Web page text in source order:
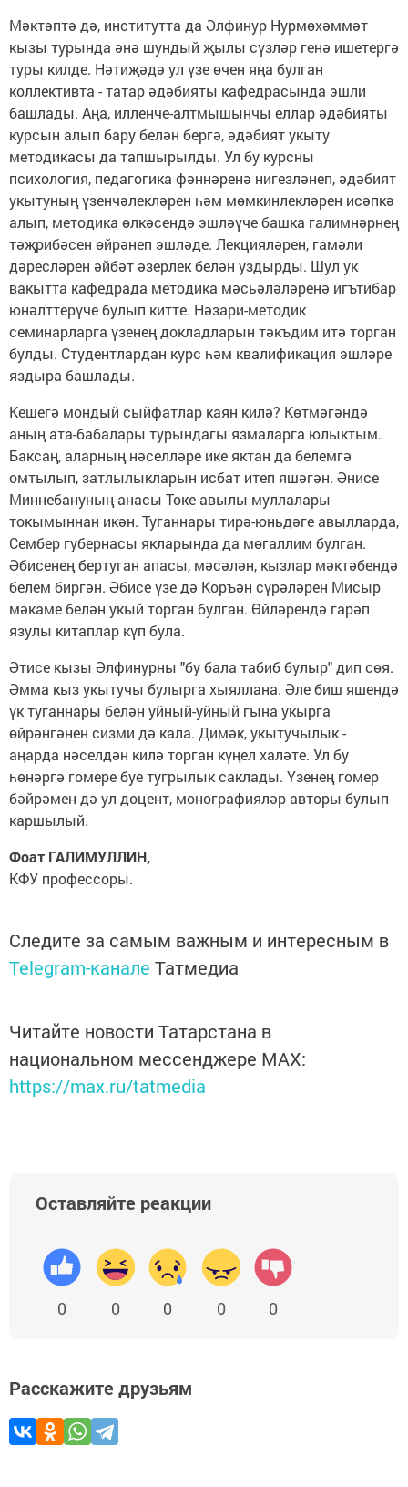
Мәктәптә дә, институтта да Әлфинур Нурмөхәммәт
кызы турында әнә шундый җылы сүзләр генә ишетергә
туры килде. Нәтиҗәдә ул үзе өчен яңа булган
коллективта - татар әдәбияты кафедрасында эшли
башлады. Аңа, илленче-алтмышынчы еллар әдәбияты
курсын алып бару белән бергә, әдәбият укыту
методикасы да тапшырылды. Ул бу курсны
психология, педагогика фәннәренә нигезләнеп, әдәбият
укытуның үзенчәлекләрен һәм мөмкинлекләрен исәпкә
алып, методика өлкәсендә эшләүче башка галимнәрнең
тәҗрибәсен өйрәнеп эшләде. Лекцияләрен, гамәли
дәресләрен әйбәт әзерлек белән уздырды. Шул ук
вакытта кафедрада методика мәсьәләләренә игътибар
юнәлттерүче булып китте. Нәзари-методик
семинарларга үзенең докладларын тәкъдим итә торган
булды. Студентлардан курс һәм квалификация эшләре
яздыра башлады.
Кешегә мондый сыйфатлар каян килә? Көтмәгәндә
аның ата-бабалары турындагы язмаларга юлыктым.
Баксаң, аларның нәселләре ике яктан да белемгә
омтылып, затлылыкларын исбат итеп яшәгән. Әнисе
Миннебануның анасы Төке авылы муллалары
токымыннан икән. Туганнары тирә-юньдәге авылларда,
Сембер губернасы якларында да мөгаллим булган.
Әбисенең бертуган апасы, мәсәлән, кызлар мәктәбендә
белем биргән. Әбисе үзе дә Коръән сүрәләрен Мисыр
мәкаме белән укый торган булган. Өйләрендә гарәп
язулы китаплар күп була.
Әтисе кызы Әлфинурны "бу бала табиб булыр" дип сөя.
Әмма кыз укытучы булырга хыяллана. Әле биш яшендә
үк туганнары белән уйный-уйный гына укырга
өйрәнгәнен сизми дә кала. Димәк, укытучылык -
аңарда нәселдән килә торган күңел халәте. Ул бу
һөнәргә гомере буе тугрылык саклады. Үзенең гомер
бәйрәмен дә ул доцент, монографияләр авторы булып
каршылый.
Фоат ГАЛИМУЛЛИН,
КФУ профессоры.
Следите за самым важным и интересным в
Telegram-канале Татмедиа
Читайте новости Татарстана в
национальном мессенджере MАХ:
https://max.ru/tatmedia
Оставляйте реакции
0 0 0 0 0
Расскажите друзьям